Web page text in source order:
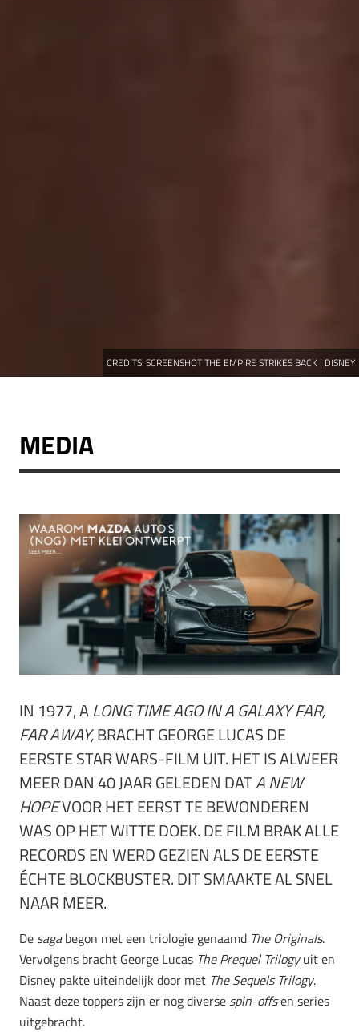
CREDITS:SCREENSHOT THE EMPIRE STRIKES BACK | DISNEY
MEDIA
IN 1977, ALONG TIME AGO IN A GALAXY FAR,
FAR AWAY,BRACHT GEORGE LUCAS DE
EERSTE STAR WARS-FILM UIT. HET IS ALWEER
MEER DAN 40 JAAR GELEDEN DATA NEW
HOPEVOOR HET EERST TE BEWONDEREN
WAS OP HET WITTE DOEK. DE FILM BRAK ALLE
RECORDS EN WERD GEZIEN ALS DE EERSTE
ÉCHTE BLOCKBUSTER. DIT SMAAKTE AL SNEL
NAAR MEER.
De sagabegon met een triologie genaamd The Originals.
Vervolgens bracht George Lucas The Prequel Trilogyuit en
Disney pakte uiteindelijk door met The Sequels Trilogy.
Naast deze toppers zijn er nog diverse spin-offsen series
uitgebracht.